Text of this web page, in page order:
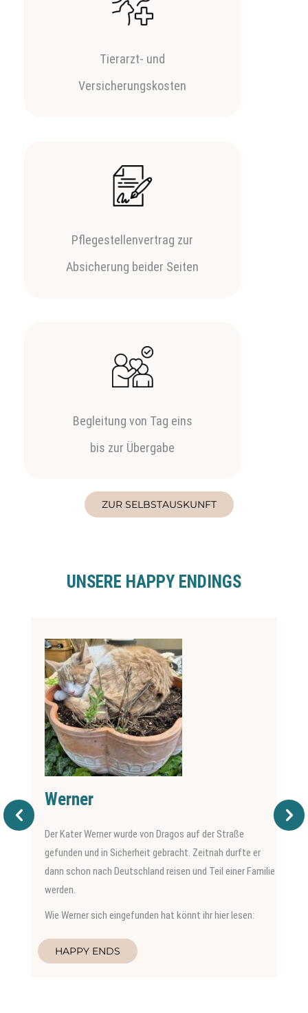
Tierarzt- und
Versicherungskosten
Pflegestellenvertrag zur
Absicherung beider Seiten
Begleitung von Tag eins
bis zur Übergabe
ZUR SELBSTAUSKUNFT
UNSERE HAPPY ENDINGS
Werner
Der Kater Werner wurde von Dragos auf der Straße
gefunden und in Sicherheit gebracht. Zeitnah durfte er
dann schon nach Deutschland reisen und Teil einer Familie
werden.
Wie Werner sich eingefunden hat könnt ihr hier lesen:
HAPPY ENDS